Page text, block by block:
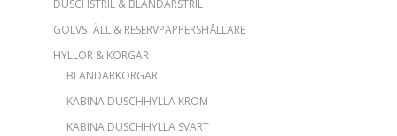
DUSCHSTRIL & BLANDARSTRIL
GOLVSTÄLL & RESERVPAPPERSHÅLLARE
HYLLOR & KORGAR
BLANDARKORGAR
KABINA DUSCHHYLLA KROM
KABINA DUSCHHYLLA SVART